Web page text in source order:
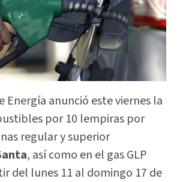
Energía anunció este viernes la
por 10 lempiras por
regular y superior
, así como en el gas GLP
del lunes 11 al domingo 17 de